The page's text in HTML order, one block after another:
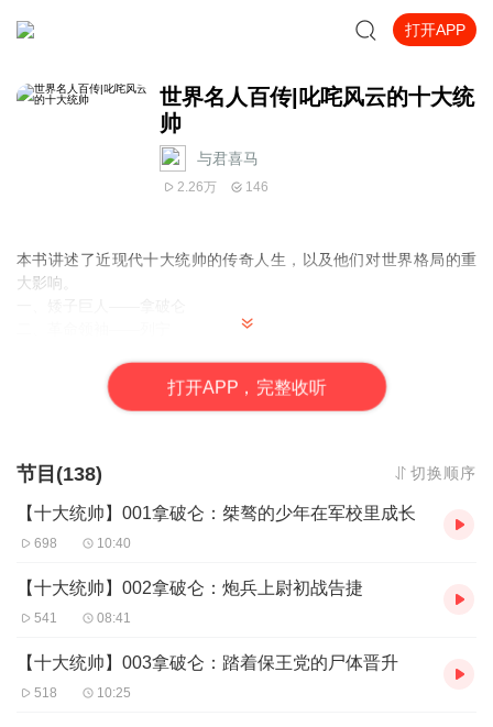
打开APP
世界名人百传|叱咤风云的十大统
帅
与君喜马
2.26万 146
本书讲述了近现代十大统帅的传奇人生，以及他们对世界格局的重
大影响。
四、中华民国国父——孙中山
五、身残志坚的勇士——罗斯福
八、印度圣雄——甘地
九、南斯拉夫的和平使者——铁托
十、土耳其之父——凯末尔
主播：与君喜马
打开APP，完整收听
节目(138) 切换顺序
【十大统帅】001拿破仑：桀骜的少年在军校里成长
698 10:40
【十大统帅】002拿破仑：炮兵上尉初战告捷
541 08:41
【十大统帅】003拿破仑：踏着保王党的尸体晋升
518 10:25